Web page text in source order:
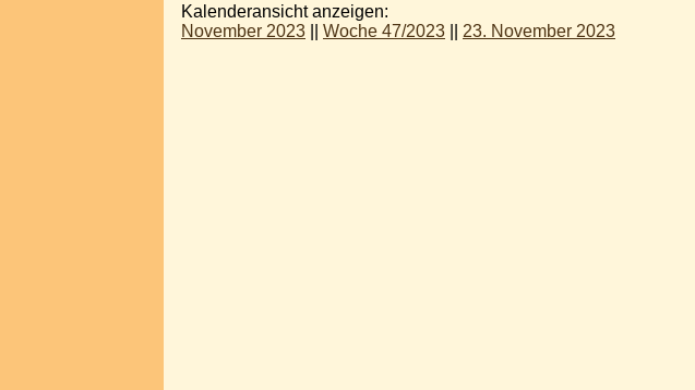
Kalenderansicht anzeigen:
November 2023
Woche 47/2023 23. November 2023